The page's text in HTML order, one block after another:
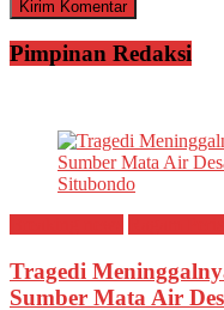
Pimpinan Redaksi
Tragedi
Sumber Mata Air